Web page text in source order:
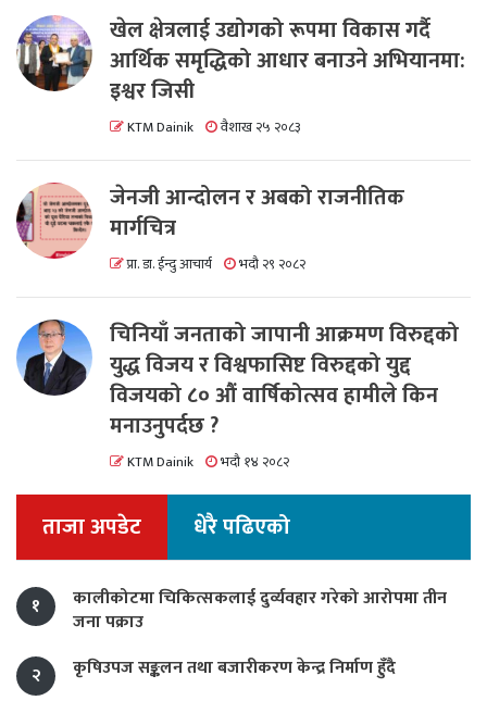
खेल क्षेत्रलाई उद्योगको रूपमा विकास गर्दै
आर्थिक समृद्धिको आधार बनाउने अभियानमा:
इश्वर जिसी
KTM Dainik वैशाख २५ २०८३
जेनजी आन्दोलन र अबको राजनीतिक
मार्गचित्र
प्रा. डा. ईन्दु आचार्य भदौ २९ २०८२
चिनियाँ जनताको जापानी आक्रमण विरुद्दको
युद्ध विजय र विश्वफासिष्ट विरुद्दको युद्द
विजयको ८० औं वार्षिकोत्सव हामीले किन
मनाउनुपर्दछ ?
KTM Dainik भदौ १४ २०८२
ताजा अपडेट धेरै पढिएको
१
कालीकोटमा चिकित्सकलाई दुर्व्यवहार गरेको आरोपमा तीन
जना पक्राउ
२
कृषिउपज सङ्कलन तथा बजारीकरण केन्द्र निर्माण हुँदै